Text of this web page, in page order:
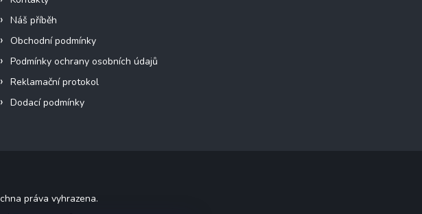
Náš příběh
Obchodní podmínky
Podmínky ochrany osobních údajů
Reklamační protokol
Dodací podmínky
práva vyhrazena.